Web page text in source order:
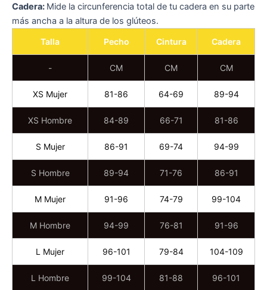
Cadera: Mide la circunferencia total de tu cadera en su parte
más ancha a la altura de los glúteos.
Talla Pecho Cintura Cadera
- CM CM CM
XS Mujer 81-86 64-69 89-94
XS Hombre 84-89 66-71 81-86
S Mujer 86-91 69-74 94-99
S Hombre 89-94 71-76 86-91
M Mujer 91-96 74-79 99-104
M Hombre 94-99 76-81 91-96
L Mujer 96-101 79-84 104-109
L Hombre 99-104 81-88 96-101